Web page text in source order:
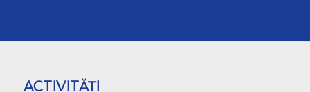
ACTIVITĂŢI